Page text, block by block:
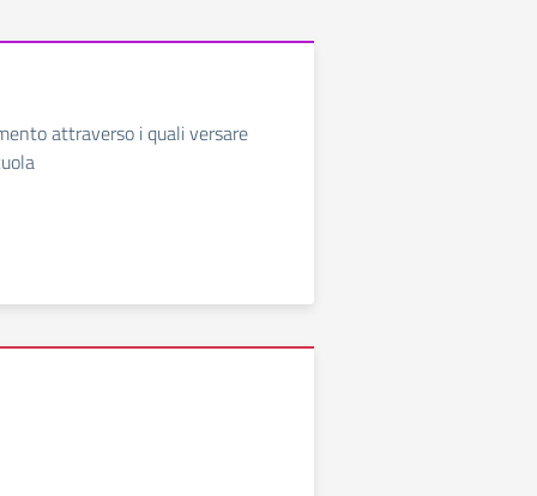
attraverso i quali versare